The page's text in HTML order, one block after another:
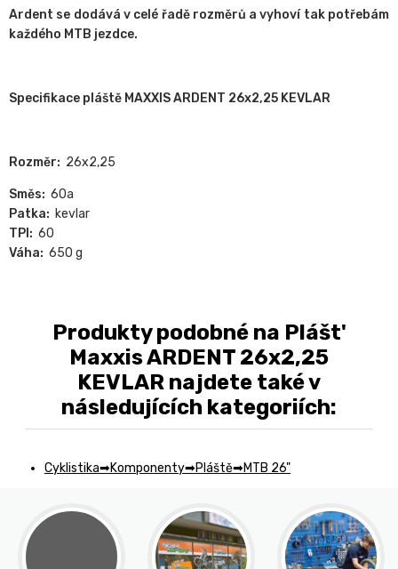
Ardent se dodává v celé řadě rozměrů a vyhoví tak potřebám
každého MTB jezdce.
Specifikace pláště MAXXIS ARDENT 26x2,25 KEVLAR
Rozměr: 26x2,25
Směs: 60a
Patka: kevlar
TPI: 60
Váha: 650 g
Produkty podobné na Plášt'
Maxxis ARDENT 26x2,25
KEVLAR najdete také v
následujících kategoriích:
Cyklistika Komponenty Pláště MTB 26"